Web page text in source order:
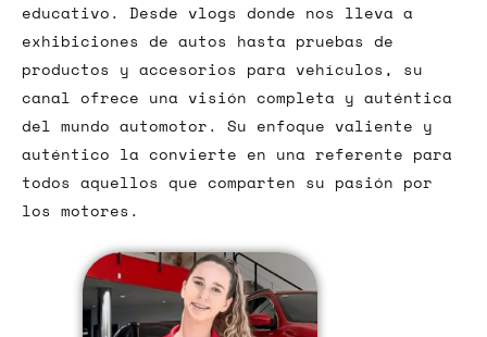
educativo. Desde vlogs donde nos lleva a
exhibiciones de autos hasta pruebas de
productos y accesorios para vehículos, su
canal ofrece una visión completa y auténtica
del mundo automotor. Su enfoque valiente y
auténtico la convierte en una referente para
todos aquellos que comparten su pasión por
los motores.